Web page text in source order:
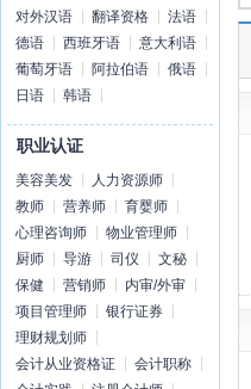
对外汉语
翻译资格
法语
德语
西班牙语
意大利语
葡萄牙语
阿拉伯语
俄语
日语
韩语
职业认证
美容美发
人力资源师
教师
营养师
育婴师
心理咨询师
物业管理师
厨师
导游 司仪
文秘
保健
营销师
内审/外审
项目管理师
银行证券
理财规划师
会计从业资格证
会计职称